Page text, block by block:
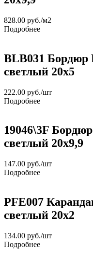
828.00 руб./м2
Подробнее
BLB031 Бордюр
светлый 20х5
222.00 руб./шт
Подробнее
19046\3F
светлый 20х9,9
147.00 руб./шт
Подробнее
PFE007
светлый 20х2
134.00 руб./шт
Подробнее